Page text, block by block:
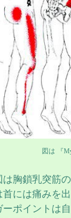
図は 『
胸鎖乳突筋
首には痛みを
ーポイントは